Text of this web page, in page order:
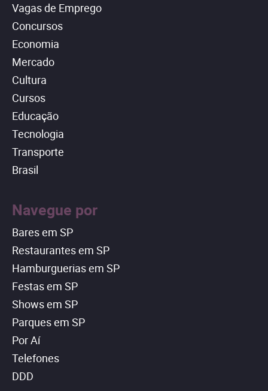
Vagas de Emprego
Concursos
Economia
Mercado
Cultura
Cursos
Educação
Tecnologia
Transporte
Brasil
Navegue por
Bares em SP
Restaurantes em SP
Hamburguerias em SP
Festas em SP
Shows em SP
Parques em SP
Por Aí
Telefones
DDD